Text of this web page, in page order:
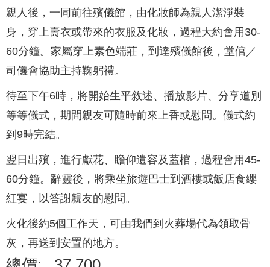
親人後，一同前往殯儀館，由化妝師為親人潔淨裝
身，穿上壽衣或帶來的衣服及化妝，過程大約會用30-
60分鐘。家屬穿上素色端莊，到達殯儀館後，堂倌／
司儀會協助主持鞠躬禮。
待至下午6時，將開始生平敘述、播放影片、分享道別
等等儀式，期間親友可隨時前來上香或慰問。儀式約
到9時完結。
翌日出殯，進行獻花、瞻仰遺容及蓋棺，過程會用45-
60分鐘。辭靈後，將乘坐旅遊巴士到酒樓或飯店食纓
紅宴，以答謝親友的慰問。
火化後約5個工作天，可由我們到火葬場代為領取骨
灰，再送到安置的地方。